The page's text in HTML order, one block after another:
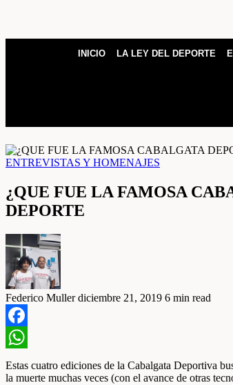
INICIO LA LEY DEL DEPORTE
ENTREVISTAS Y HOMENAJES
¿QUE FUE LA FAMOSA
DEPORTE
Federico Muller diciembre 21, 2019 6 min read
Facebook
WhatsApp
Estas cuatro ediciones de la Cabalgata Deportiva
la muerte muchas veces (con el avance de otras